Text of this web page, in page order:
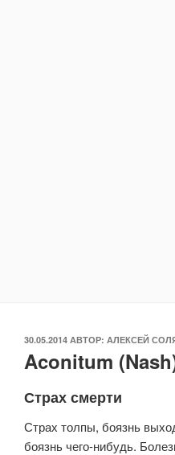
ОПУБЛИКОВАНО
30.05.2014 АВТОР: АЛЕКСЕЙ
Aconitum
Страх смерти
Страх толпы, боязнь
боязнь чего-нибудь.